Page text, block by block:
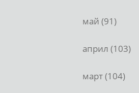
май (91)
април (103)
март (104)